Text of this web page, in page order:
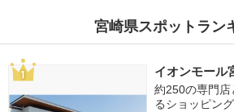
宮崎県スポットラン
イオンモール
約250の専門店
るショッピン